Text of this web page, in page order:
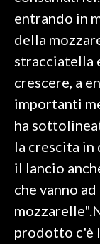
entrando in
della
stracciatella
crescere, a
importanti
ha
la crescita in
il lancio
che vanno
prodotto c'è